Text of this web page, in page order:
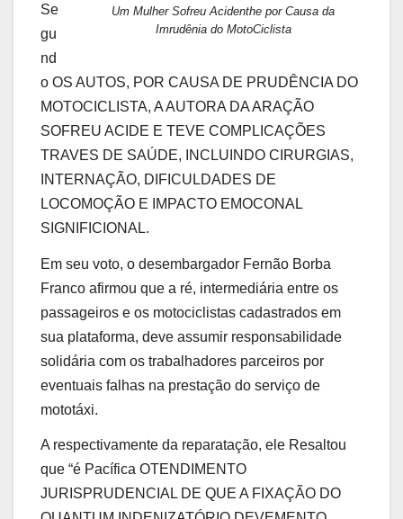
Um Mulher Sofreu Acidenthe por Causa da
Imrudênia do MotoCiclista
Se
gu
nd
o OS AUTOS, POR CAUSA DE PRUDÊNCIA DO
MOTOCICLISTA, A AUTORA DA ARAÇÃO
SOFREU ACIDE E TEVE COMPLICAÇÕES
TRAVES DE SAÚDE, INCLUINDO CIRURGIAS,
INTERNAÇÃO, DIFICULDADES DE
LOCOMOÇÃO E IMPACTO EMOCONAL
SIGNIFICIONAL.
Em seu voto, o desembargador Fernão Borba
Franco afirmou que a ré, intermediária entre os
passageiros e os motociclistas cadastrados em
sua plataforma, deve assumir responsabilidade
solidária com os trabalhadores parceiros por
eventuais falhas na prestação do serviço de
mototáxi.
A respectivamente da reparatação, ele Resaltou
que “é Pacífica OTENDIMENTO
JURISPRUDENCIAL DE QUE A FIXAÇÃO DO